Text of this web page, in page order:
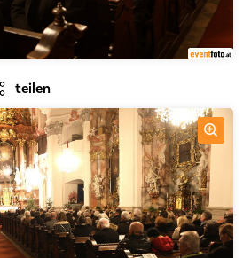
teilen